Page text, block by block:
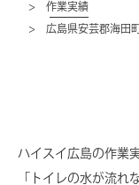
作業実績
広島県安芸郡海田
ハイスイ広島の作業
「トイレの水が流れ